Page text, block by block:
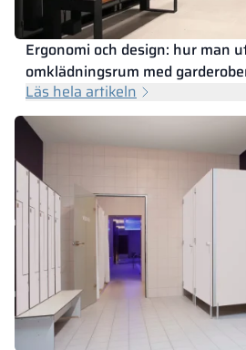
Ergonomi och design: hur man
omklädningsrum med
Läs hela artikeln